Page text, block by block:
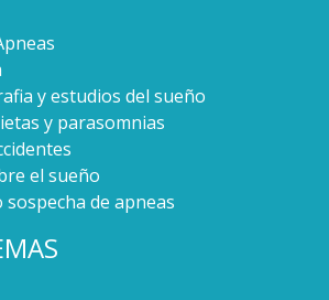
y estudios del sueño
y parasomnias
el sueño
de apneas